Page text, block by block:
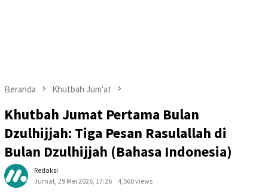
Beranda Khutbah Jum'at
Khutbah Jumat Pertama Bulan
Dzulhijjah: Tiga Pesan Rasulallah di
Bulan Dzulhijjah (Bahasa Indonesia)
Redaksi
Jumat, 29 Mei 2026, 17:26
4,560 views